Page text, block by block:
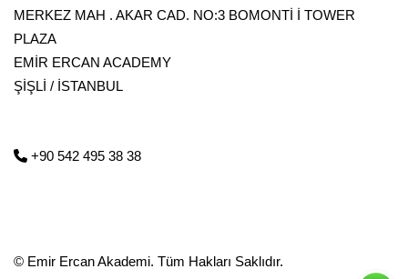
NESİBE MAH. TEKİN SK. NO: 4/C
MERKEZ MAH . AKAR CAD. NO:3 BOMONTİ İ TOWER
PLAZA
EMİR ERCAN ACADEMY
ŞİŞLİ / İSTANBUL
+90 542 495 38 38
© Emir Ercan Akademi. Tüm Hakları Saklıdır.